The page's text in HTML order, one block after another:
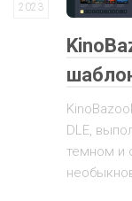
2023
DLE,
темном и